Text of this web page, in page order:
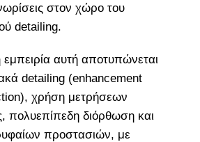
στον χώρο του
detailing.
αυτή αποτυπώνεται
detailing (enhancement
χρήση μετρήσεων
πολυεπίπεδη διόρθωση και
προστασιών, με